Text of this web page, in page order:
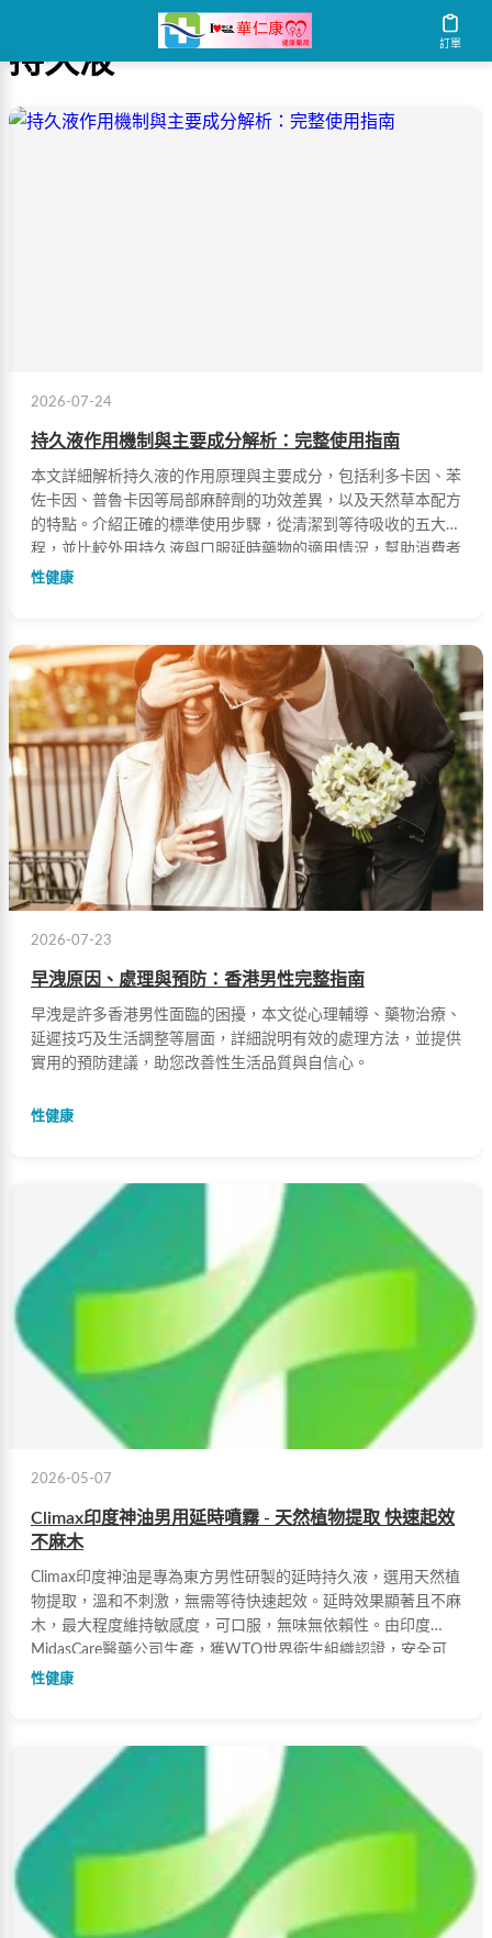
訂單
持久液
2026-07-24
持久液作用機制與主要成分解析：完整使用指南
本文詳細解析持久液的作用原理與主要成分，包括利多卡因、苯
佐卡因、普魯卡因等局部麻醉劑的功效差異，以及天然草本配方
的特點。介紹正確的標準使用步驟，從清潔到等待吸收的五大流
程，並比較外用持久液與口服延時藥物的適用情況，幫助消費者
根據自身需求做出明智選擇。
性健康
2026-07-23
早洩原因、處理與預防：香港男性完整指南
早洩是許多香港男性面臨的困擾，本文從心理輔導、藥物治療、
延遲技巧及生活調整等層面，詳細說明有效的處理方法，並提供
實用的預防建議，助您改善性生活品質與自信心。
性健康
2026-05-07
Climax印度神油男用延時噴霧 - 天然植物提取 快速起效
不麻木
Climax印度神油是專為東方男性研製的延時持久液，選用天然植
物提取，溫和不刺激，無需等待快速起效。延時效果顯著且不麻
木，最大程度維持敏感度，可口服，無味無依賴性。由印度
MidasCare醫藥公司生產，獲WTO世界衛生組織認證，安全可
靠。
性健康